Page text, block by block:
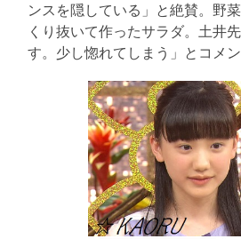
ンスを隠している」と絶賛。野
くり抜いて作ったサラダ。土井
す。少し惚れてしまう」とコメン